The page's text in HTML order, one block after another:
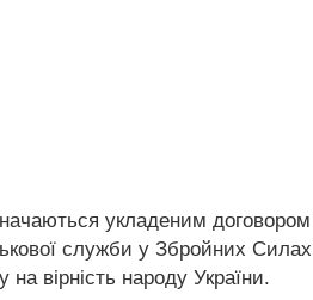
укладеним договором
служби у Збройних Силах
вірність народу України.